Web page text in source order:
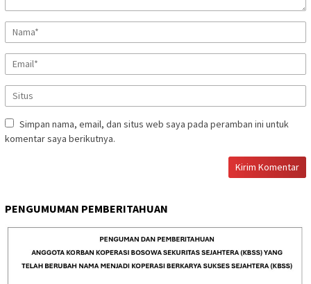
Simpan nama, email, dan situs web saya pada peramban ini untuk
komentar saya berikutnya.
PENGUMUMAN PEMBERITAHUAN